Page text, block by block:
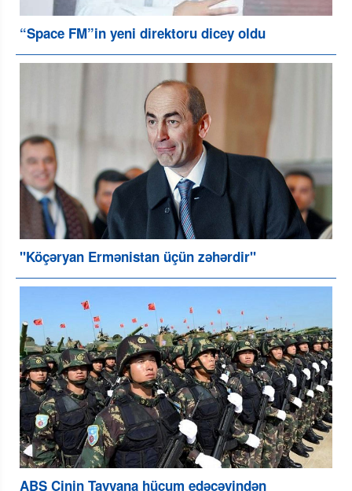
“Space FM”in yeni direktoru dicey oldu
"Köçəryan Ermənistan üçün zəhərdir"
ABŞ Çinin Tayvana hücum edəcəyindən